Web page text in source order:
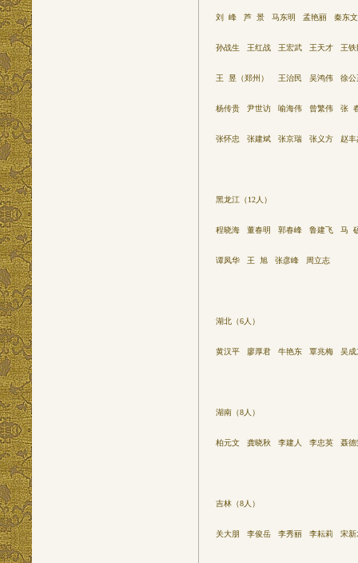
刘 峰 芦 景 马东明 孟艳丽 秦东
孙战生 王红战 王宏武 王天才 王
王 昱（郑州） 王治民 吴鸿伟 徐
杨传贵 尹世访 喻海伟 曾繁伟 张
张怀忠 张建斌 张京瑞 张义方 赵
黑龙江（12人）
程晓海 董春明 郭春峰 鲁建飞 马
谭凤华 王 旭 张彦峰 周立志
湖北（6人）
黄汉平 廖厚君 牛艳东 覃兆梅 吴
湖南（8人）
柏元文 龚晓秋 李建人 李忠英 聂
吉林（8人）
关大朋 李俊岳 李秀丽 李耘莉 宋